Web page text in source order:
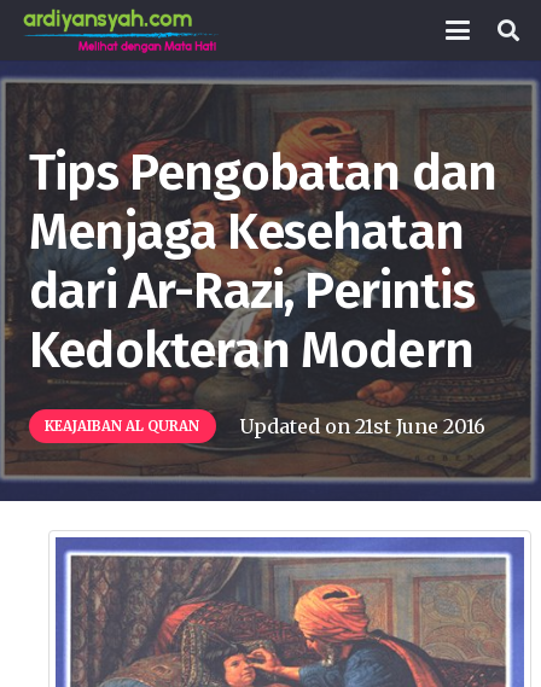
Tips Pengobatan dan
Menjaga Kesehatan
dari Ar-Razi, Perintis
Kedokteran Modern
KEAJAIBAN AL QURAN Updated on21st June 2016